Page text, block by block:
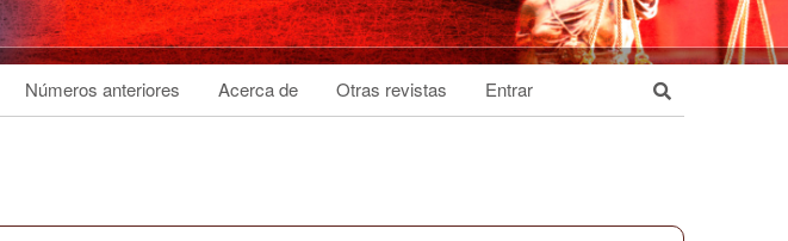
Números anteriores Acerca de Otras revistas Entrar